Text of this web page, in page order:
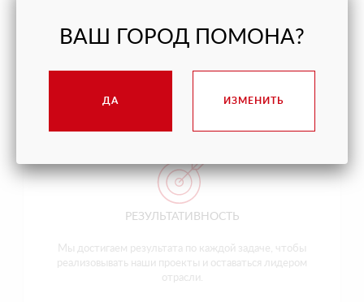
Мы делаем каждое дело так, чтобы исключить
РЕЗУЛЬТАТИВНОСТЬ
Мы достигаем результата по каждой задаче, чтобы
реализовывать наши проекты и оставаться лидером
отрасли.
ВАШ ГОРОД ПОМОНА?
ДА ИЗМЕНИТЬ